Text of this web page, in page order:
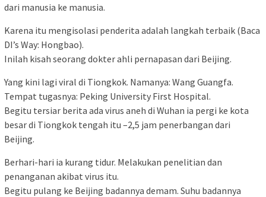
dari manusia ke manusia.
Karena itu mengisolasi penderita adalah langkah terbaik (Baca
DI’s Way: Hongbao).
Inilah kisah seorang dokter ahli pernapasan dari Beijing.
Yang kini lagi viral di Tiongkok. Namanya: Wang Guangfa.
Tempat tugasnya: Peking University First Hospital.
Begitu tersiar berita ada virus aneh di Wuhan ia pergi ke kota
besar di Tiongkok tengah itu –2,5 jam penerbangan dari
Beijing.
Berhari-hari ia kurang tidur. Melakukan penelitian dan
penanganan akibat virus itu.
Begitu pulang ke Beijing badannya demam. Suhu badannya